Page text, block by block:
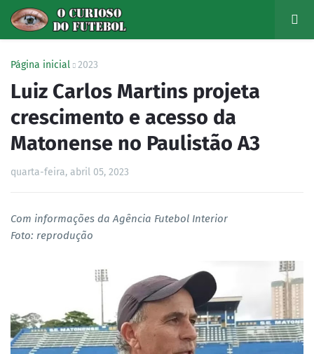
Página inicial 2023
Luiz Carlos Martins projeta
crescimento e acesso da
Matonense no Paulistão A3
quarta-feira, abril 05, 2023
Com informações da Agência Futebol Interior
Foto: reprodução